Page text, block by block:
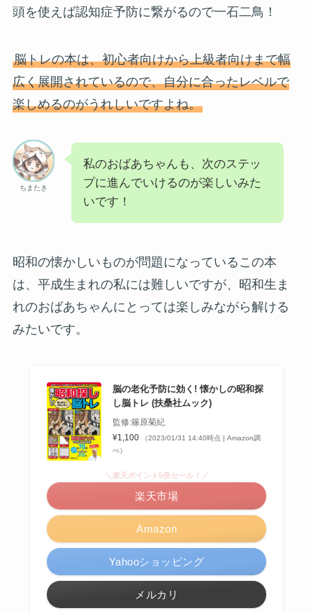
頭を使えば認知症予防に繋がるので一石二鳥！
脳トレの本は、初心者向けから上級者向けまで幅
広く展開されているので、自分に合ったレベルで
楽しめるのがうれしいですよね。
ちまたき
私のおばあちゃんも、次のステッ
プに進んでいけるのが楽しいみた
いです！
昭和の懐かしいものが問題になっているこの本
は、平成生まれの私には難しいですが、昭和生ま
れのおばあちゃんにとっては楽しみながら解ける
みたいです。
脳の老化予防に効く! 懐かしの昭和探
し脳トレ (扶桑社ムック)
監修:篠原菊紀
¥1,100
（2023/01/31 14:40時点 | Amazon調
べ）
Amazon
＼楽天ポイント5倍セール！／
楽天市場
Yahooショッピング
メルカリ